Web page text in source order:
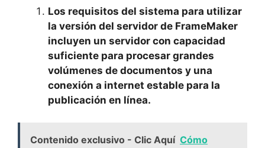
Los requisitos del sistema para utilizar
la versión del servidor de FrameMaker
incluyen un servidor con capacidad
suficiente para procesar grandes
volúmenes de documentos y una
conexión a internet estable para la
publicación en línea.
Contenido exclusivo - Clic Aquí Cómo